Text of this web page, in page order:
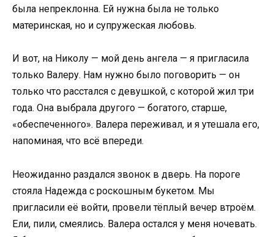
была непреклонна. Ей нужна была не только
материнская, но и супружеская любовь.
И вот, на Николу — мой день ангела — я пригласила
только Валеру. Нам нужно было поговорить — он
только что расстался с девушкой, с которой жил три
года. Она выбрала другого — богатого, старше,
«обеспеченного». Валера переживал, и я утешала его,
напоминая, что всё впереди.
Неожиданно раздался звонок в дверь. На пороге
стояла Надежда с роскошным букетом. Мы
пригласили её войти, провели тёплый вечер втроём.
Ели, пили, смеялись. Валера остался у меня ночевать.